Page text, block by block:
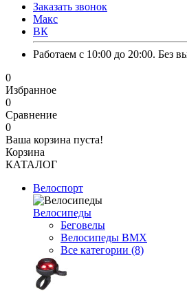
Заказать звонок
Макс
ВК
Работаем с 10:00 до 20:00. Без
0
Избранное
0
Сравнение
0
Ваша корзина пуста!
Корзина
КАТАЛОГ
Велоспорт
Велосипеды
Беговелы
Велосипеды BMX
Все категории (8)